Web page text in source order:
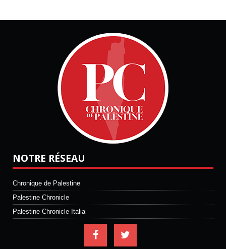
NOTRE RÉSEAU
Chronique de Palestine
Palestine Chronicle
Palestine Chronicle Italia